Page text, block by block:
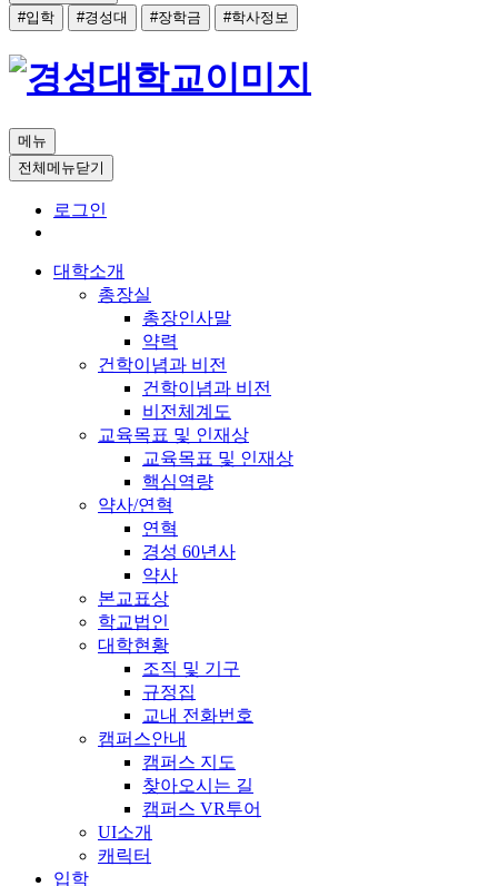
#입학
#경성대 #장학금 #학사정보
메뉴
전체메뉴닫기
로그인
대학소개
총장실
총장인사말
약력
건학이념과 비전
건학이념과 비전
비전체계도
교육목표 및 인재상
교육목표 및 인재상
핵심역량
약사/연혁
연혁
경성 60년사
약사
본교표상
학교법인
대학현황
조직 및 기구
규정집
교내 전화번호
캠퍼스안내
캠퍼스 지도
찾아오시는 길
캠퍼스 VR투어
UI소개
캐릭터
입학